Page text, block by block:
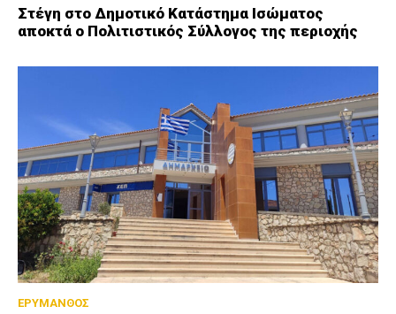
Στέγη στο Δημοτικό Κατάστημα Ισώματος
αποκτά ο Πολιτιστικός Σύλλογος της περιοχής
ΕΡΥΜΑΝΘΟΣ